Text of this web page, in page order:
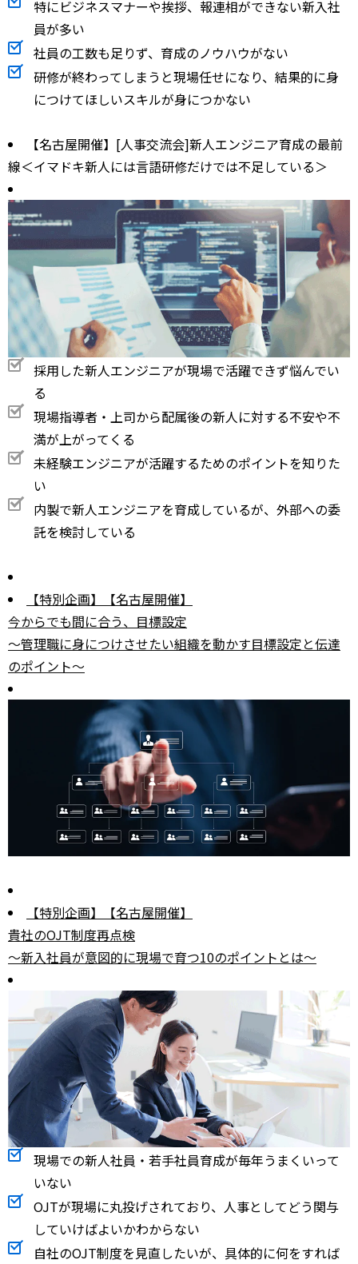
特にビジネスマナーや挨拶、報連相ができない新入社
員が多い
社員の工数も足りず、育成のノウハウがない
研修が終わってしまうと現場任せになり、結果的に身
につけてほしいスキルが身につかない
【名古屋開催】[人事交流会]新人エンジニア育成の最前
線＜イマドキ新人には言語研修だけでは不足している＞
採用した新人エンジニアが現場で活躍できず悩んでい
る
現場指導者・上司から配属後の新人に対する不安や不
満が上がってくる
未経験エンジニアが活躍するためのポイントを知りた
い
内製で新人エンジニアを育成しているが、外部への委
託を検討している
【特別企画】【名古屋開催】
今からでも間に合う、目標設定
～管理職に身につけさせたい組織を動かす目標設定と伝達
のポイント～
【特別企画】【名古屋開催】
貴社のOJT制度再点検
～新入社員が意図的に現場で育つ10のポイントとは～
現場での新人社員・若手社員育成が毎年うまくいって
いない
OJTが現場に丸投げされており、人事としてどう関与
していけばよいかわからない
自社のOJT制度を見直したいが、具体的に何をすれば